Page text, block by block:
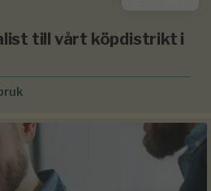
till vårt köpdistrikt i